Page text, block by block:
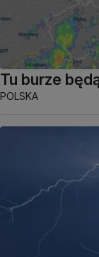
Tu burze
POLSKA